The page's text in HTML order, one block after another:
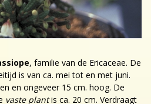
, familie van de Ericaceae. De
is van ca. mei tot en met juni.
en ongeveer 15 cm. hoog. De
vaste plantis ca. 20 cm. Verdraagt